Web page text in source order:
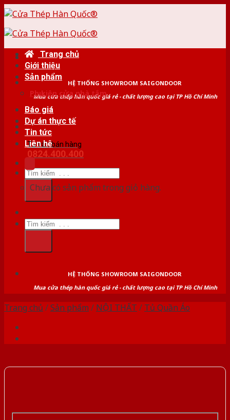
Skip
content
HỆ THỐNG SHOWROOM SAIGONDOOR
Mua cửa thép hàn quốc giá rẻ - chất lượng cao tại TP Hồ Chí Minh
Tư vấn bán hàng
0824.400.400
Tìm
kiếm:
Trang chủ
Giới thiệu
Sản phẩm
Phụ kiện cửa nhà tắm
Báo giá
Dự án thực tế
Tin tức
Liên hệ
Chưa có sản phẩm trong giỏ hàng.
Tìm
kiếm:
HỆ THỐNG SHOWROOM SAIGONDOOR
Mua cửa thép hàn quốc giá rẻ - chất lượng cao tại TP Hồ Chí Minh
Trang chủ /Sản phẩm / NỘI THẤT / Tủ Quần Áo